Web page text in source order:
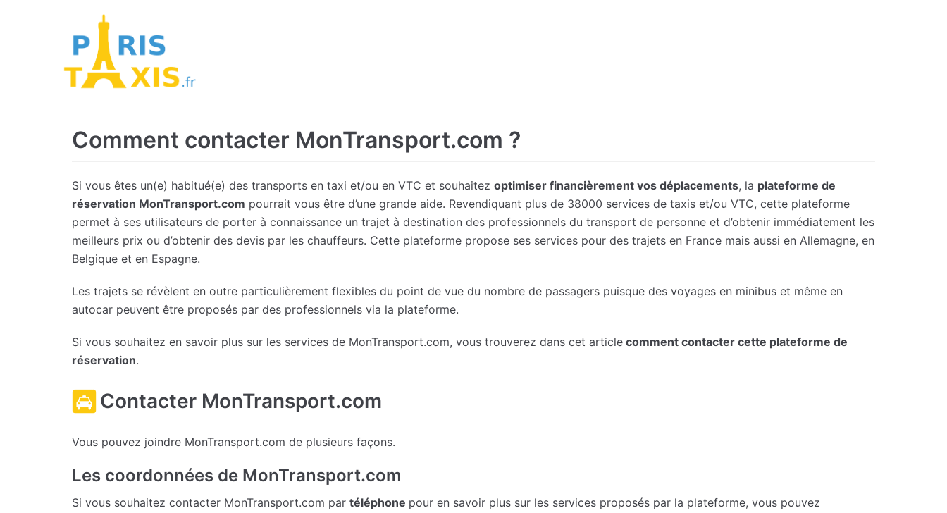
Comment contacter MonTransport.com ?
Si vous êtes un(e) habitué(e) des transports en taxi et/ou en VTC et souhaitez optimiser financièrement vos déplacements, la plateforme de
réservation MonTransport.com pourrait vous être d’une grande aide. Revendiquant plus de 38000 services de taxis et/ou VTC, cette plateforme
permet à ses utilisateurs de porter à connaissance un trajet à destination des professionnels du transport de personne et d’obtenir immédiatement les
meilleurs prix ou d’obtenir des devis par les chauffeurs. Cette plateforme propose ses services pour des trajets en France mais aussi en Allemagne, en
Belgique et en Espagne.
Les trajets se révèlent en outre particulièrement flexibles du point de vue du nombre de passagers puisque des voyages en minibus et même en
autocar peuvent être proposés par des professionnels via la plateforme.
Si vous souhaitez en savoir plus sur les services de MonTransport.com, vous trouverez dans cet article comment contacter cette plateforme de
réservation.
Contacter MonTransport.com
Vous pouvez joindre MonTransport.com de plusieurs façons.
Les coordonnées de MonTransport.com
Si vous souhaitez contacter MonTransport.com par téléphone pour en savoir plus sur les services proposés par la plateforme, vous pouvez